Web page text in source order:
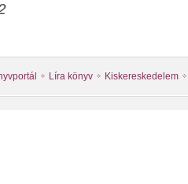
Líra könyv Kiskereskedelem